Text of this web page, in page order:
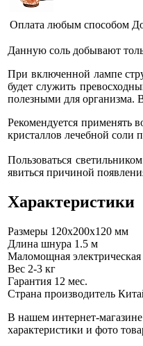
Оплата любым способом
Данную соль добывают
При включенной лампе
будет служить
полезными для организма.
Рекомендуется применять
кристаллов лечебной соли
Пользоваться
явиться причиной
Характеристики
Размеры 120x200x120 мм
Длина шнура 1.5 м
Маломощная электрическая
Вес 2-3 кг
Гарантия 12 мес.
Страна производитель
В нашем интернет-
характеристики и фото